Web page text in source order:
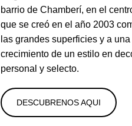
barrio de Chamberí, en el
que se creó en el año 2003
las grandes superficies y a
crecimiento de un estilo en
personal y selecto.
DESCUBRENOS AQUI